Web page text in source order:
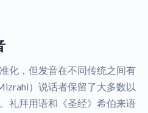
化，但发音在不同传统之间有
）说话者保留了大多数以
礼拜用语和《圣经》希伯来语